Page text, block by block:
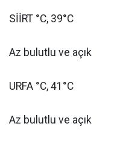
SİİRT °C, 39°C
Az bulutlu ve açık
URFA °C, 41°C
Az bulutlu ve açık